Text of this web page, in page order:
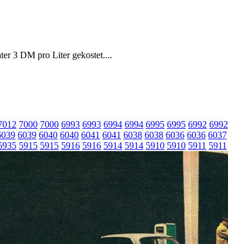
3 DM pro Liter gekostet....
7000 7000 6993 6993 6994 6994 6995 6995 6992 6992
6039 6040 6040 6041 6041 6038 6038 6036 6036 6037
5915 5915 5916 5916 5914 5914 5910 5910 5911 5911